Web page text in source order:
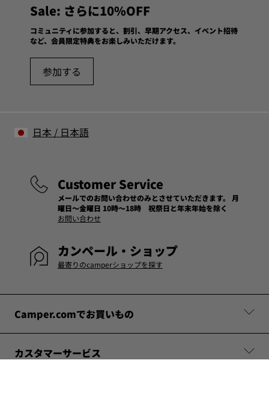
Sale: さらに10%OFF
コミュニティに参加すると、割引、早期アクセス、イベント招待
など、会員限定特典をお楽しみいただけます。
参加する
Camper.comでお買いもの
カスタマーサービス
Customer Service
メールでのお問い合わせのみとさせていただきます。 月
曜日～金曜日 10時～18時 祝祭日と年末年始を除く
お問い合わせ
カンペール・ショップ
最寄りのcamperショップを探す
日本 / 日本語